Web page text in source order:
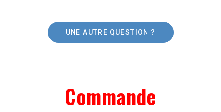
UNE AUTRE QUESTION ?
Commande